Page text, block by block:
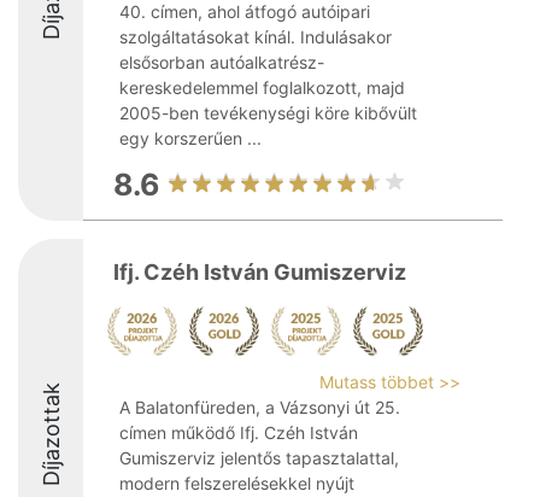
40. címen, ahol átfogó autóipari
szolgáltatásokat kínál. Indulásakor
elsősorban autóalkatrész-
kereskedelemmel foglalkozott, majd
2005-ben tevékenységi köre kibővült
egy korszerűen ...
8.6
Díjazottak
Ifj. Czéh István Gumiszerviz
Mutass többet >>
A Balatonfüreden, a Vázsonyi út 25.
címen működő Ifj. Czéh István
Gumiszerviz jelentős tapasztalattal,
modern felszerelésekkel nyújt